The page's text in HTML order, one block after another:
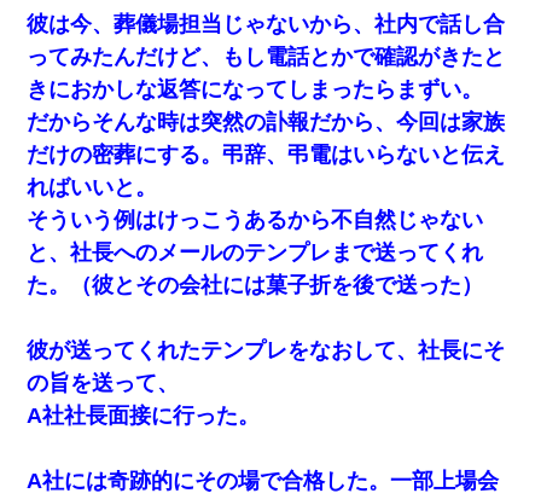
彼は今、葬儀場担当じゃないから、社内で話し合
ってみたんだけど、もし電話とかで確認がきたと
きにおかしな返答になってしまったらまずい。
だからそんな時は突然の訃報だから、今回は家族
だけの密葬にする。弔辞、弔電はいらないと伝え
ればいいと。
そういう例はけっこうあるから不自然じゃない
と、社長へのメールのテンプレまで送ってくれ
た。（彼とその会社には菓子折を後で送った）
彼が送ってくれたテンプレをなおして、社長にそ
の旨を送って、
A社社長面接に行った。
A社には奇跡的にその場で合格した。一部上場会